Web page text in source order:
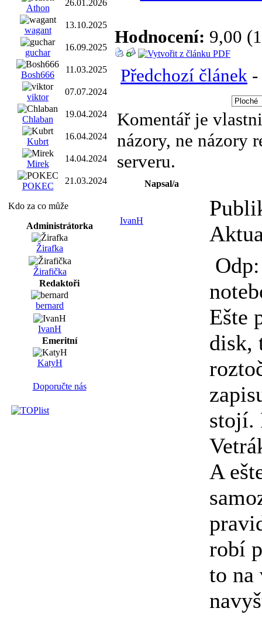
Athon
26.01.2026
wagant
13.10.2025
guchar
16.09.2025
Bosh666
11.03.2025
viktor
07.07.2024
Chlaban
19.04.2024
Kubrt
16.04.2024
Mirek
14.04.2024
POKEC
21.03.2024
Kdo za co může
Administrátorka
Žirafka
Žirafička
Redaktoři
bernard
IvanH
Emeritní
KatyH
Doporučte nás
Hodnocení: 9,00
Předchozí článek -
Komentář je
názory, ne názory
serveru.
Napsal/a
IvanH
Ešte
disk,
stojí.
A
robí
to na